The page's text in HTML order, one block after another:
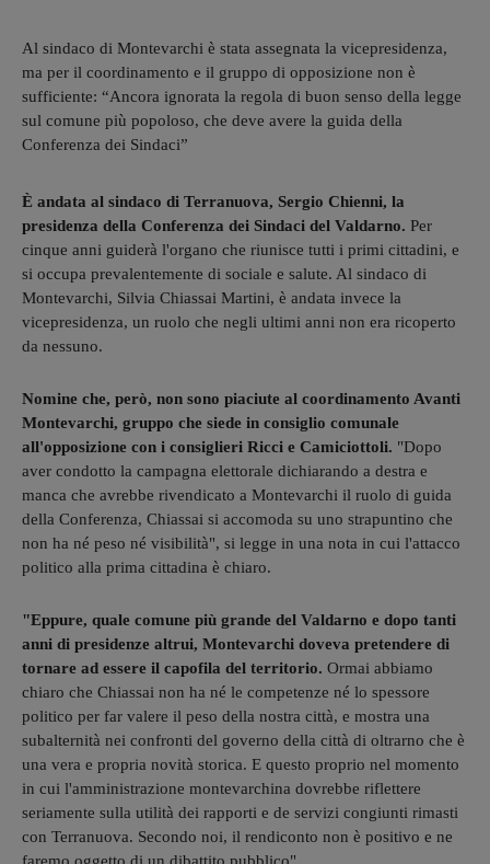
Al sindaco di Montevarchi è stata assegnata la vicepresidenza,
ma per il coordinamento e il gruppo di opposizione non è
sufficiente: “Ancora ignorata la regola di buon senso della legge
sul comune più popoloso, che deve avere la guida della
Conferenza dei Sindaci”
È andata al sindaco di Terranuova, Sergio Chienni, la
presidenza della Conferenza dei Sindaci del Valdarno. Per
cinque anni guiderà l'organo che riunisce tutti i primi cittadini, e
si occupa prevalentemente di sociale e salute. Al sindaco di
Montevarchi, Silvia Chiassai Martini, è andata invece la
vicepresidenza, un ruolo che negli ultimi anni non era ricoperto
da nessuno.
Nomine che, però, non sono piaciute al coordinamento Avanti
Montevarchi, gruppo che siede in consiglio comunale
all'opposizione con i consiglieri Ricci e Camiciottoli. "Dopo
aver condotto la campagna elettorale dichiarando a destra e
manca che avrebbe rivendicato a Montevarchi il ruolo di guida
della Conferenza, Chiassai si accomoda su uno strapuntino che
non ha né peso né visibilità", si legge in una nota in cui l'attacco
politico alla prima cittadina è chiaro.
"Eppure, quale comune più grande del Valdarno e dopo tanti
anni di presidenze altrui, Montevarchi doveva pretendere di
tornare ad essere il capofila del territorio. Ormai abbiamo
chiaro che Chiassai non ha né le competenze né lo spessore
politico per far valere il peso della nostra città, e mostra una
subalternità nei confronti del governo della città di oltrarno che è
una vera e propria novità storica. E questo proprio nel momento
in cui l'amministrazione montevarchina dovrebbe riflettere
seriamente sulla utilità dei rapporti e de servizi congiunti rimasti
con Terranuova. Secondo noi, il rendiconto non è positivo e ne